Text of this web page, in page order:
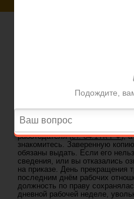
Увольнение в
неделя), но придя в
Ответ юриста:
Расторжение трудового
работодателя (ст. 84.1ТК РФ), а
знакомитесь. Заверенную
обязаны выдать. Если его
сведения, или вы отказались
на приказе. День прекращения
последним днём рабочих
должность по праву
дневной рабочей неделе,